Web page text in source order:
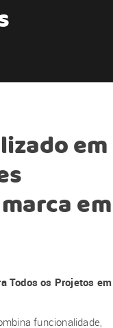
em
em
Todos os Projetos em
funcionalidade,